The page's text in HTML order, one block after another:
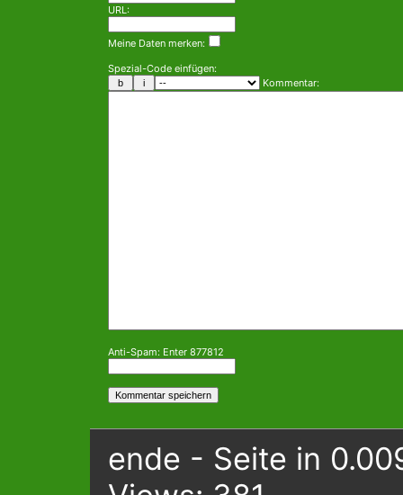
URL:
Meine Daten merken:
Spezial-Code einfügen:
Kommentar:
Anti-Spam: Enter 877812
ende - Seite in